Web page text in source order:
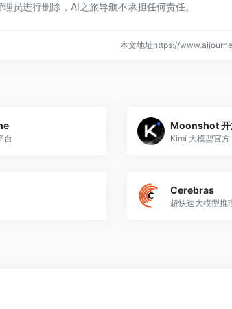
员进行删除，AI之旅导航不承担任何责任。
本文地址https://
台
Moonshot 开
Kimi 大模型官方
Cerebras
超快速大模型推